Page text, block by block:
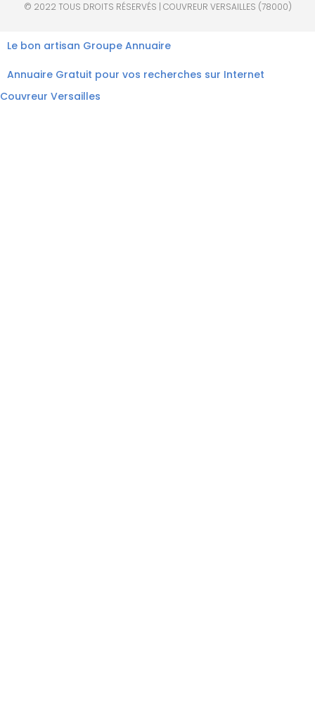
© 2022 TOUS DROITS RÉSERVÉS | COUVREUR VERSAILLES (78000)
Le bon artisan Groupe Annuaire
Annuaire Gratuit pour vos recherches sur Internet
Couvreur Versailles